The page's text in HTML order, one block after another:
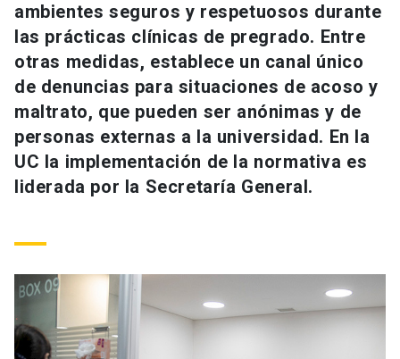
Estudiantes
Académicos
Personal
Alumni
Padres y familia
Vecinos
ACCESOS DIRECTOS
Admisión launch
Correo UC launch
Mi Portal UC launch
ambientes seguros y respetuosos durante
las prácticas clínicas de pregrado. Entre
otras medidas, establece un canal único
de denuncias para situaciones de acoso y
maltrato, que pueden ser anónimas y de
personas externas a la universidad. En la
UC la implementación de la normativa es
liderada por la Secretaría General.